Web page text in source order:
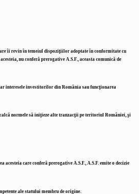
îi revin în temeiul dispoziţiilor adoptate în conformitate cu
nu conferă prerogative A.S.F., aceasta comunică de
interesele investitorilor din România sau funcţionarea
normele să iniţieze alte tranzacţii pe teritoriul României, şi
care conferă prerogative A.S.F., A.S.F. emite o decizie
ale statului membru de origine.